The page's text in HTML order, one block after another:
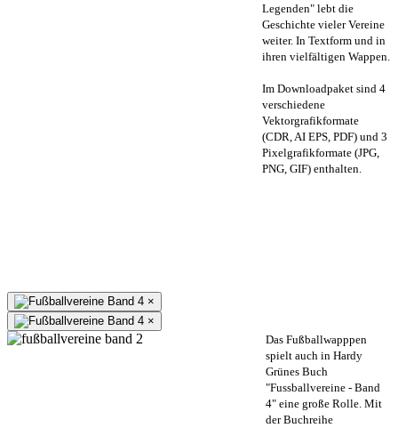
Legenden" lebt die
Geschichte vieler Vereine
weiter. In Textform und in
ihren vielfältigen Wappen.
Im Downloadpaket sind 4
verschiedene
Vektorgrafikformate
(CDR, AI EPS, PDF) und 3
Pixelgrafikformate (JPG,
PNG, GIF) enthalten.
×
×
Das Fußballwapppen
spielt auch in Hardy
Grünes Buch
"Fussballvereine - Band
4" eine große Rolle. Mit
der Buchreihe